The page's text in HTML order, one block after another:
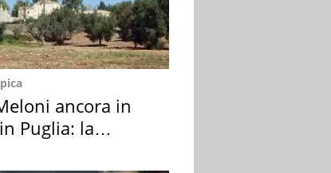
ancora in
Puglia: la